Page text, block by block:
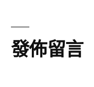
發佈留言